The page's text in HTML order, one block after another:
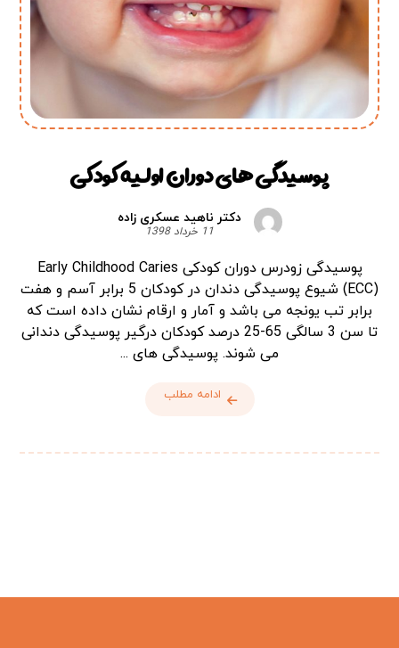
پوسیدگی های دوران اولیه کودکی
دکتر ناهید عسکری زاده
11 خرداد 1398
پوسیدگی زودرس دوران کودکی Early Childhood Caries
(ECC) شیوع پوسیدگی دندان در کودکان 5 برابر آسم و هفت
برابر تب یونجه می باشد و آمار و ارقام نشان داده است که
تا سن 3 سالگی 65-25 درصد کودکان درگیر پوسیدگی دندانی
می شوند. پوسیدگی های ...
ادامه مطلب